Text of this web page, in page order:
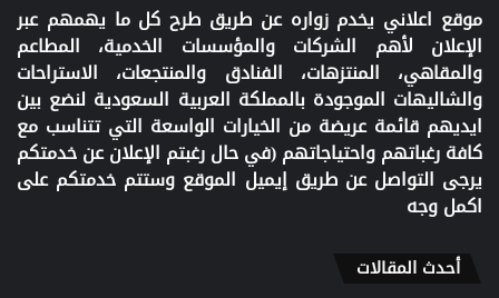
موقع اعلاني يخدم زواره عن طريق طرح كل ما يهمهم عبر
الإعلان لأهم الشركات والمؤسسات الخدمية، المطاعم
والمقاهي، المنتزهات، الفنادق والمنتجعات، الاستراحات
والشاليهات الموجودة بالمملكة العربية السعودية لنضع بين
ايديهم قائمة عريضة من الخيارات الواسعة التي تتناسب مع
كافة رغباتهم واحتياجاتهم (في حال رغبتم الإعلان عن خدمتكم
يرجى التواصل عن طريق إيميل الموقع وستتم خدمتكم على
اكمل وجه
أحدث المقالات